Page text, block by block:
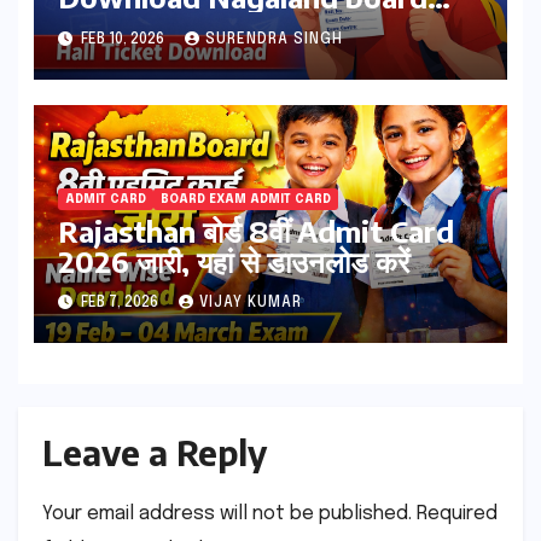
Class 10th & 12th Hall Tickets
at nbsenl.edu.in
FEB 10, 2026 SURENDRA SINGH
ADMIT CARD BOARD EXAM ADMIT CARD
Rajasthan बोर्ड 8वीं Admit Card
2026 जारी, यहां से डाउनलोड करें
FEB 7, 2026 VIJAY KUMAR
Leave a Reply
Your email address will not be published. Required